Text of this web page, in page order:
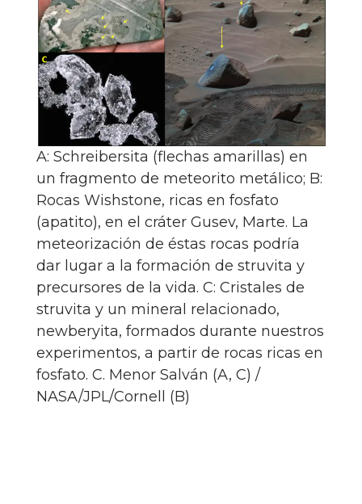
A: Schreibersita (flechas amarillas) en
un fragmento de meteorito metálico; B:
Rocas Wishstone, ricas en fosfato
(apatito), en el cráter Gusev, Marte. La
meteorización de éstas rocas podría
dar lugar a la formación de struvita y
precursores de la vida. C: Cristales de
struvita y un mineral relacionado,
newberyita, formados durante nuestros
experimentos, a partir de rocas ricas en
fosfato. C. Menor Salván (A, C) /
NASA/JPL/Cornell (B)